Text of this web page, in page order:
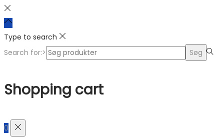
Type to search
Search for:>
Søg
Shopping cart
0